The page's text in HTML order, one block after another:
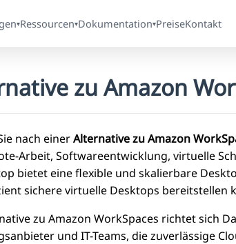
▾Ressourcen▾Dokumentation▾PreiseKontakt
zu Amazon
nach einerAlternative zu Amazon
Arbeit, Softwareentwicklung, virtuelle
bietet eine flexible und skalierbare
sichere virtuelle Desktops bereitstellen
zu Amazon WorkSpaces richtet sich
und IT-Teams, die zuverlässige